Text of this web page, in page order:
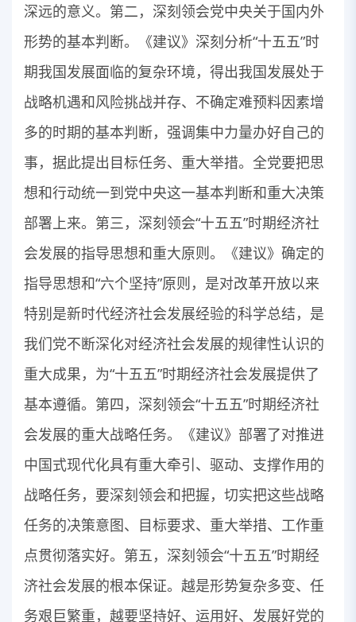
深远的意义。第二，深刻领会党中央关于国内外
形势的基本判断。《建议》深刻分析“十五五”时
期我国发展面临的复杂环境，得出我国发展处于
战略机遇和风险挑战并存、不确定难预料因素增
多的时期的基本判断，强调集中力量办好自己的
事，据此提出目标任务、重大举措。全党要把思
想和行动统一到党中央这一基本判断和重大决策
部署上来。第三，深刻领会“十五五”时期经济社
会发展的指导思想和重大原则。《建议》确定的
指导思想和“六个坚持”原则，是对改革开放以来
特别是新时代经济社会发展经验的科学总结，是
我们党不断深化对经济社会发展的规律性认识的
重大成果，为“十五五”时期经济社会发展提供了
基本遵循。第四，深刻领会“十五五”时期经济社
会发展的重大战略任务。《建议》部署了对推进
中国式现代化具有重大牵引、驱动、支撑作用的
战略任务，要深刻领会和把握，切实把这些战略
任务的决策意图、目标要求、重大举措、工作重
点贯彻落实好。第五，深刻领会“十五五”时期经
济社会发展的根本保证。越是形势复杂多变、任
务艰巨繁重，越要坚持好、运用好、发展好党的